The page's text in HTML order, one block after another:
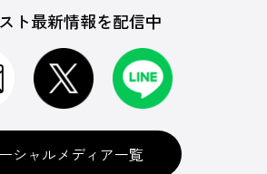
ト最新情報を配信中
シャルメディア一覧